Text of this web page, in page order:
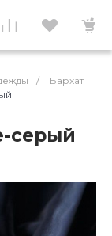
/
Бархат
серый